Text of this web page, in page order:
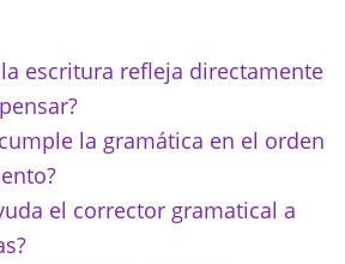
escritura refleja directamente
la gramática en el orden
el corrector gramatical a